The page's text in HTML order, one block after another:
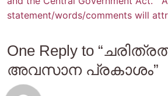
statement/words/comments will
One Reply to
അവസാന പ്രകാശം”